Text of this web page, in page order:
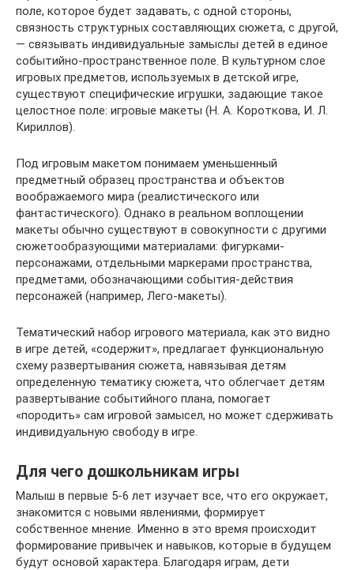
поле, которое будет задавать, с одной стороны,
связность структурных составляющих сюжета, с другой,
— связывать индивидуальные замыслы детей в единое
событийно-пространственное поле. В культурном слое
игровых предметов, используемых в детской игре,
существуют специфические игрушки, задающие такое
целостное поле: игровые макеты (Н. А. Короткова, И. Л.
Кириллов).
Под игровым макетом понимаем уменьшенный
предметный образец пространства и объектов
воображаемого мира (реалистического или
фантастического). Однако в реальном воплощении
макеты обычно существуют в совокупности с другими
сюжетообразующими материалами: фигурками-
персонажами, отдельными маркерами пространства,
предметами, обозначающими события-действия
персонажей (например, Лего-макеты).
Тематический набор игрового материала, как это видно
в игре детей, «содержит», предлагает функциональную
схему развертывания сюжета, навязывая детям
определенную тематику сюжета, что облегчает детям
развертывание событийного плана, помогает
«породить» сам игровой замысел, но может сдерживать
индивидуальную свободу в игре.
Для чего дошкольникам игры
Малыш в первые 5-6 лет изучает все, что его окружает,
знакомится с новыми явлениями, формирует
собственное мнение. Именно в это время происходит
формирование привычек и навыков, которые в будущем
будут основой характера. Благодаря играм, дети